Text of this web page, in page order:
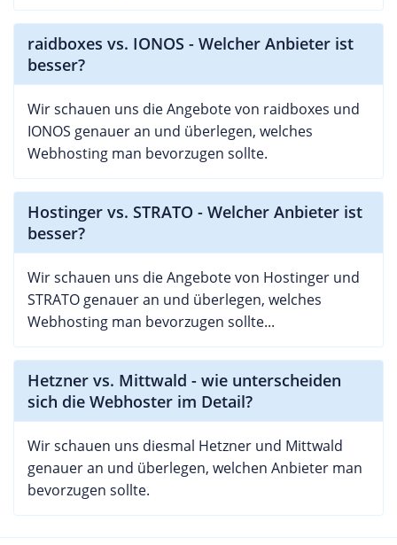
raidboxes vs. IONOS - Welcher Anbieter ist
besser?
Wir schauen uns die Angebote von raidboxes und
IONOS genauer an und überlegen, welches
Webhosting man bevorzugen sollte.
Hostinger vs. STRATO - Welcher Anbieter ist
besser?
Wir schauen uns die Angebote von Hostinger und
STRATO genauer an und überlegen, welches
Webhosting man bevorzugen sollte...
Hetzner vs. Mittwald - wie unterscheiden
sich die Webhoster im Detail?
Wir schauen uns diesmal Hetzner und Mittwald
genauer an und überlegen, welchen Anbieter man
bevorzugen sollte.